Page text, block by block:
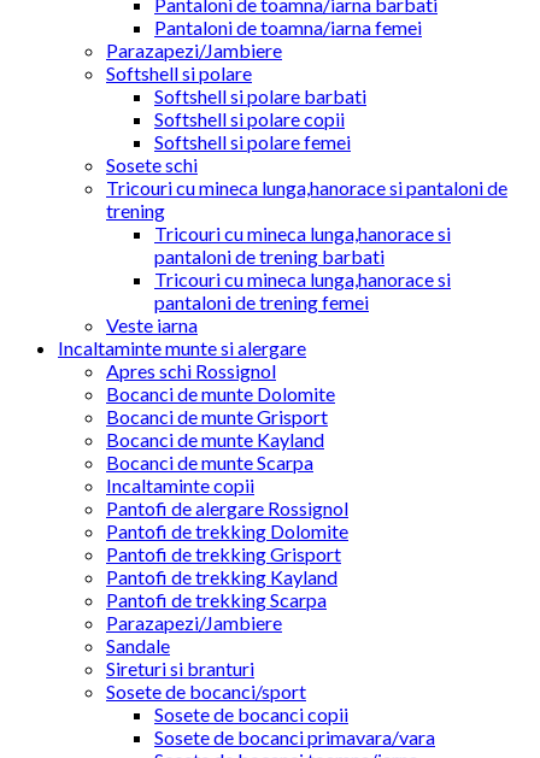
Pantaloni de toamna/iarna femei
Parazapezi/Jambiere
Softshell si polare
Softshell si polare barbati
Softshell si polare copii
Softshell si polare femei
Sosete schi
Tricouri cu mineca lunga,hanorace si pantaloni de
trening
Tricouri cu mineca lunga,hanorace si
pantaloni de trening barbati
Tricouri cu mineca lunga,hanorace si
pantaloni de trening femei
Veste iarna
Incaltaminte munte si alergare
Apres schi Rossignol
Bocanci de munte Dolomite
Bocanci de munte Grisport
Bocanci de munte Kayland
Bocanci de munte Scarpa
Incaltaminte copii
Pantofi de alergare Rossignol
Pantofi de trekking Dolomite
Pantofi de trekking Grisport
Pantofi de trekking Kayland
Pantofi de trekking Scarpa
Parazapezi/Jambiere
Sandale
Sireturi si branturi
Sosete de bocanci/sport
Sosete de bocanci copii
Sosete de bocanci primavara/vara